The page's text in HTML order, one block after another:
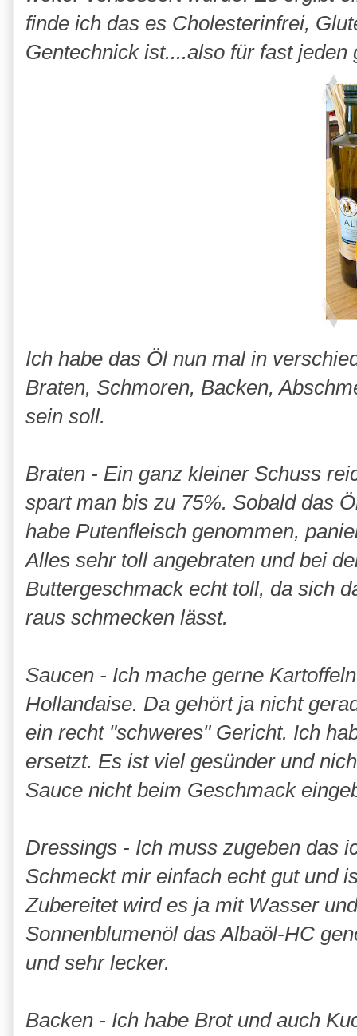
finde ich das es Cholesterinfrei,
Gentechnick ist....also für fast jeden
Ich habe das Öl nun mal in
Braten, Schmoren, Backen,
sein soll.
Braten - Ein ganz kleiner Schuss
spart man bis zu 75%. Sobald das
habe Putenfleisch genommen,
Alles sehr toll angebraten und bei
Buttergeschmack echt toll, da sich
raus schmecken lässt.
Saucen - Ich mache gerne
Hollandaise. Da gehört ja nicht
ein recht "schweres" Gericht. Ich
ersetzt. Es ist viel gesünder und
Sauce nicht beim Geschmack
Dressings - Ich muss zugeben das
Schmeckt mir einfach echt gut und
Zubereitet wird es ja mit Wasser
Sonnenblumenöl das Albaöl-HC
und sehr lecker.
Backen - Ich habe Brot und auch